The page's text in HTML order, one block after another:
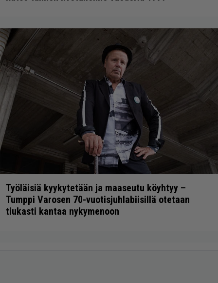
Työläisiä kyykytetään ja maaseutu köyhtyy –
Tumppi Varosen 70-vuotisjuhlabiisillä otetaan
tiukasti kantaa nykymenoon